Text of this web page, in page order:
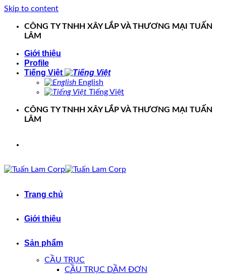
Skip to content
CÔNG TY TNHH XÂY LẮP VÀ THƯƠNG MẠI TUẤN
LÂM
Giới thiệu
Profile
Tiếng Việt
English
Tiếng Việt
CÔNG TY TNHH XÂY LẮP VÀ THƯƠNG MẠI TUẤN
LÂM
Trang chủ
Giới thiệu
Sản phẩm
CẦU TRỤC
CẦU TRỤC DẦM ĐƠN